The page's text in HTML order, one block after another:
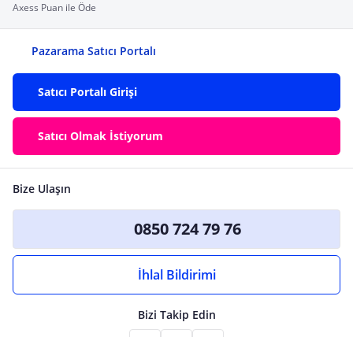
Axess Puan ile Öde
Pazarama Satıcı Portalı
Satıcı Portalı Girişi
Satıcı Olmak İstiyorum
Bize Ulaşın
0850 724 79 76
İhlal Bildirimi
Bizi Takip Edin